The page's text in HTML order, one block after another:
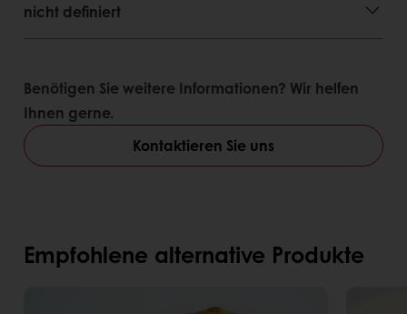
nicht definiert
Benötigen Sie weitere Informationen? Wir helfen
Ihnen gerne.
Kontaktieren Sie uns
Empfohlene alternative Produkte